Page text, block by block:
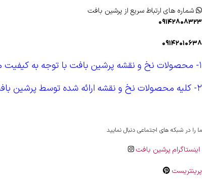
شماره های ارتباط سریع از پرشین بافت
۰۹۱۴۲۸۰۸۳۲۳
۰۹۱۴۲۰۱۰۶۳۸
۱- محصولات نخ و نقشه پرشین بافت با توجه به کیفیت مصالح ، طراحی و رنگرزی دارای شناسنامه اختصاصی و هولوگرام اختصاصی می باشند .
۲- کلیه محصولات نخ و نقشه ارائه شده توسط پرشین بافت دارای امکان ارسال پستی رایگان به اقصی نقاط کشور را دارا می باشند .
ما را در شبکه های اجتماعی دنبال نمایید
اینستاگرام پرشین بافت
پرینتریست